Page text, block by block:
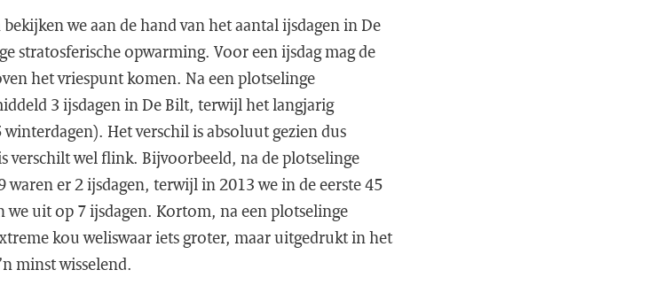
we aan de hand van het aantal ijsdagen in De
stratosferische opwarming. Voor een ijsdag mag de
het vriespunt komen. Na een plotselinge
3 ijsdagen in De Bilt, terwijl het langjarig
Het verschil is absoluut gezien dus
verschilt wel flink. Bijvoorbeeld, na de plotselinge
er 2 ijsdagen, terwijl in 2013 we in de eerste 45
we uit op 7 ijsdagen. Kortom, na een plotselinge
kou weliswaar iets groter, maar uitgedrukt in het
minst wisselend.